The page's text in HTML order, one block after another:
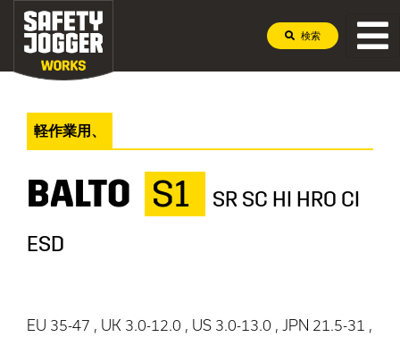
検索
軽作業用、
BALTO S1
SR SC HI HRO CI
ESD
EU 35-47 , UK 3.0-12.0 , US 3.0-13.0 , JPN 21.5-31 ,